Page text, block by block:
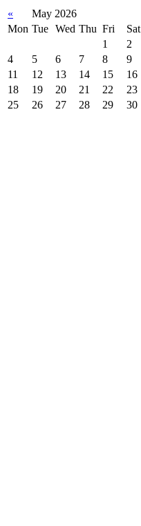
« May 2026
Mon Tue Wed Thu Fri Sat
1
2
4
5 6 7 8 9
11
12 13 14 15 16
18
19 20 21 22 23
25
26 27 28 29 30